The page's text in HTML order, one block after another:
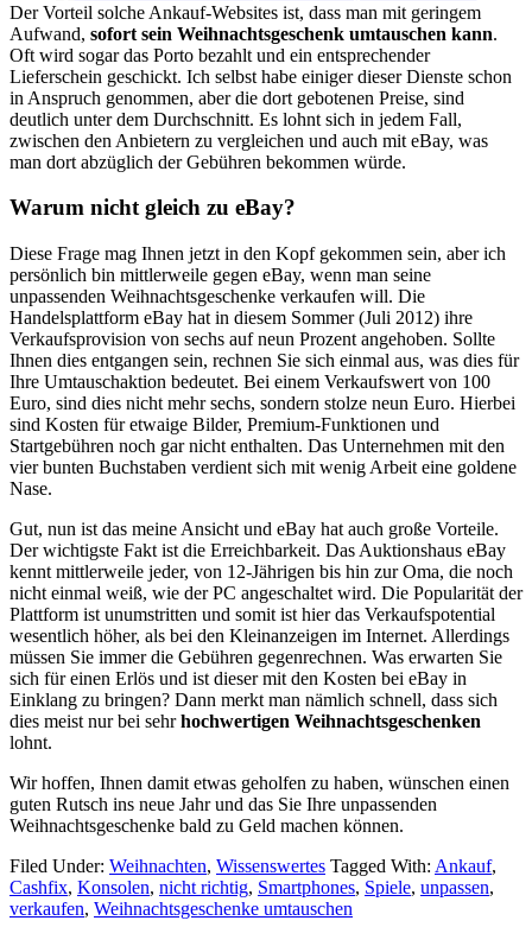
Der Vorteil solche Ankauf-Websites ist, dass man mit geringem
Aufwand, sofort sein Weihnachtsgeschenk umtauschen kann.
Oft wird sogar das Porto bezahlt und ein entsprechender
Lieferschein geschickt. Ich selbst habe einiger dieser Dienste schon
in Anspruch genommen, aber die dort gebotenen Preise, sind
deutlich unter dem Durchschnitt. Es lohnt sich in jedem Fall,
zwischen den Anbietern zu vergleichen und auch mit eBay, was
man dort abzüglich der Gebühren bekommen würde.
Warum nicht gleich zu eBay?
Diese Frage mag Ihnen jetzt in den Kopf gekommen sein, aber ich
persönlich bin mittlerweile gegen eBay, wenn man seine
unpassenden Weihnachtsgeschenke verkaufen will. Die
Handelsplattform eBay hat in diesem Sommer (Juli 2012) ihre
Verkaufsprovision von sechs auf neun Prozent angehoben. Sollte
Ihnen dies entgangen sein, rechnen Sie sich einmal aus, was dies für
Ihre Umtauschaktion bedeutet. Bei einem Verkaufswert von 100
Euro, sind dies nicht mehr sechs, sondern stolze neun Euro. Hierbei
sind Kosten für etwaige Bilder, Premium-Funktionen und
Startgebühren noch gar nicht enthalten. Das Unternehmen mit den
vier bunten Buchstaben verdient sich mit wenig Arbeit eine goldene
Nase.
Gut, nun ist das meine Ansicht und eBay hat auch große Vorteile.
Der wichtigste Fakt ist die Erreichbarkeit. Das Auktionshaus eBay
kennt mittlerweile jeder, von 12-Jährigen bis hin zur Oma, die noch
nicht einmal weiß, wie der PC angeschaltet wird. Die Popularität der
Plattform ist unumstritten und somit ist hier das Verkaufspotential
wesentlich höher, als bei den Kleinanzeigen im Internet. Allerdings
müssen Sie immer die Gebühren gegenrechnen. Was erwarten Sie
sich für einen Erlös und ist dieser mit den Kosten bei eBay in
Einklang zu bringen? Dann merkt man nämlich schnell, dass sich
dies meist nur bei sehrhochwertigen Weihnachtsgeschenken
lohnt.
Wir hoffen, Ihnen damit etwas geholfen zu haben, wünschen einen
guten Rutsch ins neue Jahr und das Sie Ihre unpassenden
Weihnachtsgeschenke bald zu Geld machen können.
Filed Under: Weihnachten, Wissenswertes Tagged With: Ankauf,
Cashfix, Konsolen, nicht richtig, Smartphones, Spiele, unpassen,
verkaufen, Weihnachtsgeschenke umtauschen